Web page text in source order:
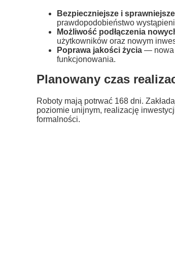
Bezpieczniejsze i
prawdopodobieństwo
Możliwość podłączenia
użytkowników oraz nowym
Poprawa jakości życia — nowa
funkcjonowania.
Planowany czas
Roboty mają potrwać 168 dni.
poziomie unijnym, realizację
formalności.